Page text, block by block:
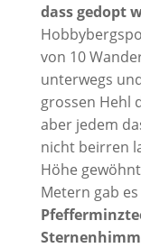
dass gedopt
von 10
unterwegs
grossen Hehl
aber jedem
nicht beirren
Höhe
Metern gab